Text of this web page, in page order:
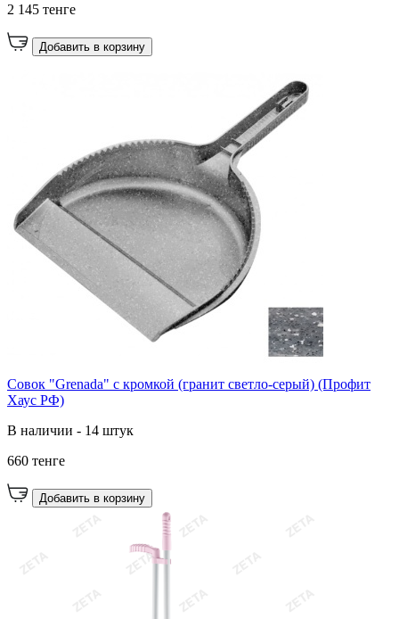
2 145 тенге
Добавить в корзину
Совок "Grenada" с кромкой (гранит светло-серый) (Профит
Хаус РФ)
В наличии - 14 штук
660 тенге
Добавить в корзину